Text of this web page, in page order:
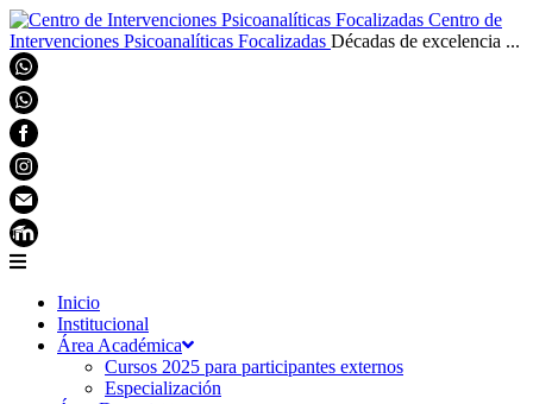
Centro de
Intervenciones Psicoanalíticas Focalizadas Décadas de excelencia ...
Inicio
Institucional
Área Académica
Cursos 2025 para participantes externos
Especialización